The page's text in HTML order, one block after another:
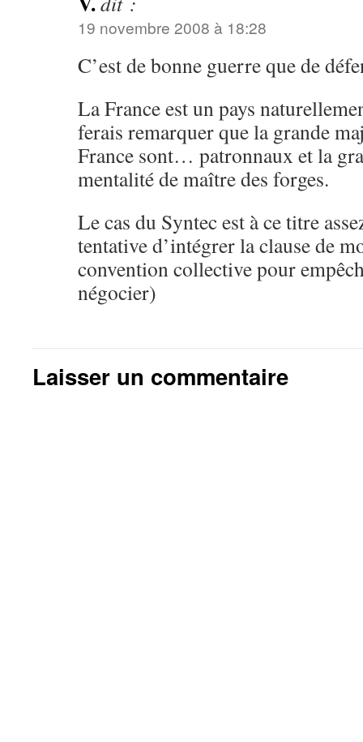
19 novembre 2008 à 18:28
C’est de bonne guerre que de
La France est un pays
ferais remarquer que la grande
France sont… patronnaux et la
mentalité de maître des forges.
Le cas du Syntec est à ce titre
tentative d’intégrer la clause de
convention collective pour
négocier)
Laisser un commentaire